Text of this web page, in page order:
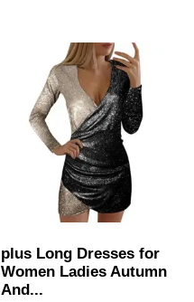
plus Long Dresses for
Women Ladies Autumn
And...